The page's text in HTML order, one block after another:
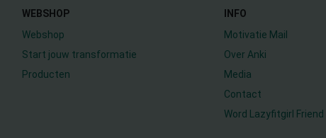
WEBSHOP
Webshop
Start jouw transformatie
Producten
INFO
Motivatie Mail
Over Anki
Media
Contact
Word Lazyfitgirl Friend